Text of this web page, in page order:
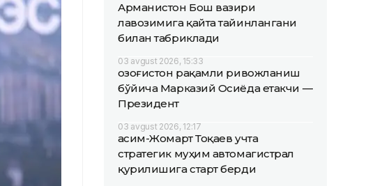
Арманистон Бош вазири
лавозимига қайта тайинлангани
билан табриклади
03 avgust 2026, 15:33
Қозоғистон рақамли ривожланиш
бўйича Марказий Осиёда етакчи —
Президент
03 avgust 2026, 12:17
Қасим-Жомарт Тоқаев учта
стратегик муҳим автомагистрал
қурилишига старт берди